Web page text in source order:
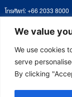
We value
We use cookies
serve
By clicking
โทรศัพท์: +66 2033 8000
เวลาทำการ: จันทร์ – ศุกร์
09:00 – 17:00 น.
ติดตามหนังสือหรือยื่นเอกส
saraban@eeco.or.th
Copyright © 2025